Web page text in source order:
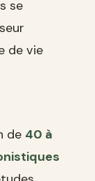
se
de vie
de 40 à